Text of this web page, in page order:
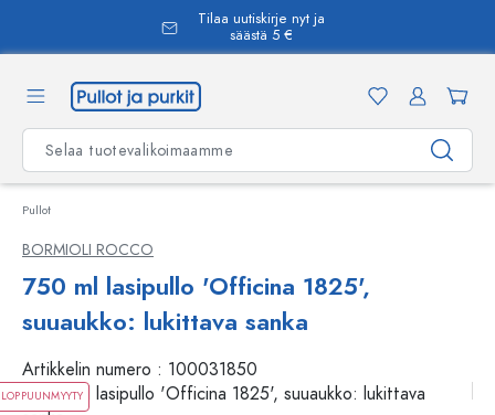
Tilaa uutiskirje nyt ja
säästä 5 €
Pullot
BORMIOLI ROCCO
750 ml lasipullo 'Officina 1825',
suuaukko: lukittava sanka
Artikkelin numero : 100031850
LOPPUUNMYYTY